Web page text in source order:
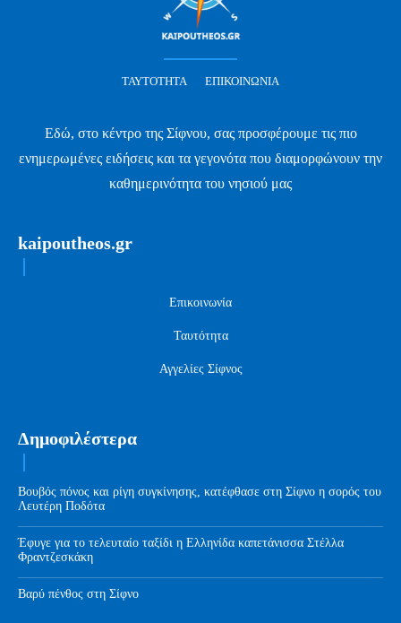
ΤΑΥΤΌΤΗΤΑ ΕΠΙΚΟΙΝΩΝΊΑ
Εδώ, στο κέντρο της Σίφνου, σας προσφέρουμε τις πιο
ενημερωμένες ειδήσεις και τα γεγονότα που διαμορφώνουν την
καθημερινότητα του νησιού μας
kaipoutheos.gr
Επικοινωνία
Ταυτότητα
Αγγελίες Σίφνος
Δημοφιλέστερα
Βουβός πόνος και ρίγη συγκίνησης, κατέφθασε στη Σίφνο η σορός του
Λευτέρη Ποδότα
Έφυγε για το τελευταίο ταξίδι η Ελληνίδα καπετάνισσα Στέλλα
Φραντζεσκάκη
Βαρύ πένθος στη Σίφνο